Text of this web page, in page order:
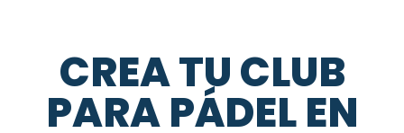
CREA TU CLUB
PARA PÁDEL EN